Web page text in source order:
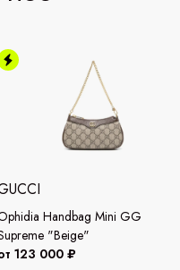
Handbag Mini GG
"Beige"
123 000 ₽